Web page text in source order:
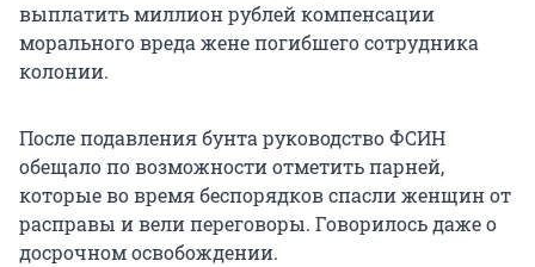
выплатить миллион рублей компенсации
морального вреда жене погибшего сотрудника
колонии.
После подавления бунта руководство ФСИН
обещало по возможности отметить парней,
которые во время беспорядков спасли женщин от
расправы и вели переговоры. Говорилось даже о
досрочном освобождении.